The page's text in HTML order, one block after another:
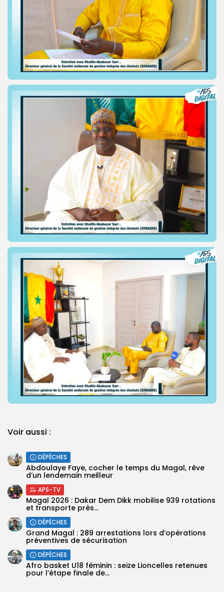
Voir aussi :
DÉPÊCHES
Abdoulaye Faye, cocher le temps du Magal, rêve
d’un lendemain meilleur
APS-TV
Magal 2026 : Dakar Dem Dikk mobilise 939 rotations
et transporte près...
DÉPÊCHES
Grand Magal : 289 arrestations lors d’opérations
préventives de sécurisation
DÉPÊCHES
‎Afro basket U18 féminin : seize Lioncelles retenues
pour l’étape finale de...